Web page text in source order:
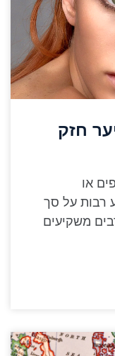
חזק
או
על סך
משקיעים